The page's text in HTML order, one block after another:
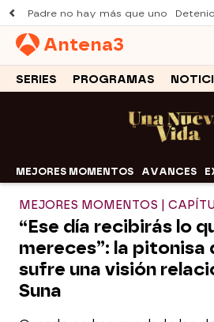
Padre no hay más que uno
Antena3
SERIES PROGRAMAS
MEJORES MOMENTOS AVANCES
MEJORES MOMENTOS |
“Ese día recibirás lo
mereces”: la pitonisa
sufre una visión
Suna